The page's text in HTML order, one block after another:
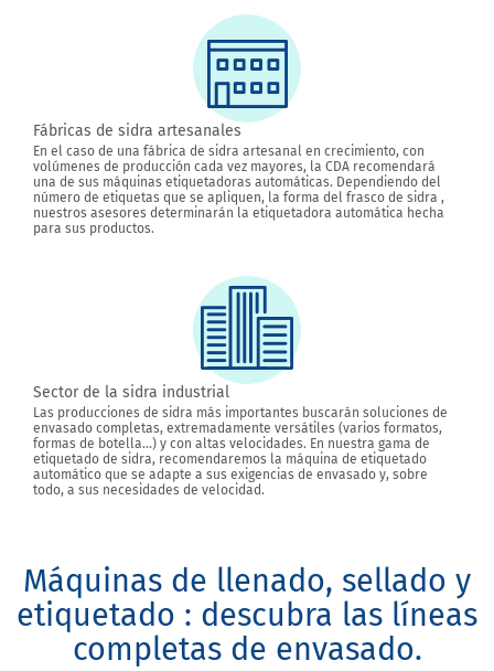
Fábricas de sidra artesanales
En el caso de una fábrica de sidra artesanal en crecimiento, con
volúmenes de producción cada vez mayores, la CDA recomendará
una de sus máquinas etiquetadoras automáticas. Dependiendo del
número de etiquetas que se apliquen, la forma del frasco de sidra ,
nuestros asesores determinarán la etiquetadora automática hecha
para sus productos.
Sector de la sidra industrial
Las producciones de sidra más importantes buscarán soluciones de
envasado completas, extremadamente versátiles (varios formatos,
formas de botella...) y con altas velocidades. En nuestra gama de
etiquetado de sidra, recomendaremos la máquina de etiquetado
automático que se adapte a sus exigencias de envasado y, sobre
todo, a sus necesidades de velocidad.
Máquinas de llenado, sellado y
etiquetado : descubra las líneas
completas de envasado.